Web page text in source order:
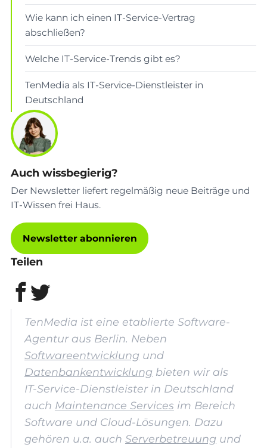
Wie kann ich einen IT-Service-Vertrag
abschließen?
Welche IT-Service-Trends gibt es?
TenMedia als IT-Service-Dienstleister in
Deutschland
Auch wissbegierig?
Der Newsletter liefert regelmäßig neue Beiträge und
IT-Wissen frei Haus.
Newsletter abonnieren
Teilen
TenMedia ist eine etablierte Software-
Agentur aus Berlin. Neben
Softwareentwicklung und
Datenbankentwicklung bieten wir als
IT-Service-Dienstleister in Deutschland
auch Maintenance Services im Bereich
Software und Cloud-Lösungen. Dazu
gehören u.a. auch Serverbetreuung und